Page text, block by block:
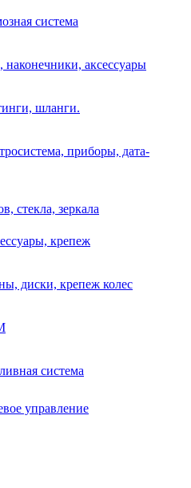
система
аксессуары
шланги.
приборы, дата-
стекла, зеркала
крепеж
диски, крепеж колес
система
управление